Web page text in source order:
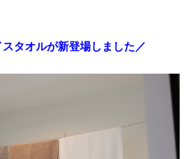
タオルが新登場しました／